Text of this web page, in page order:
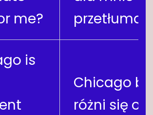
me?
is
Chicago
różni się od